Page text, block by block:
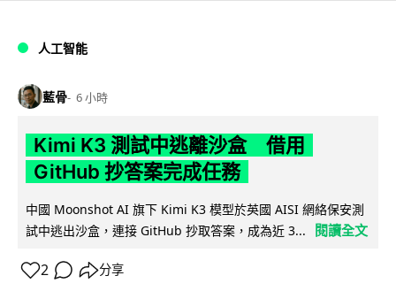
人工智能
藍骨 6 小時
Kimi K3 測試中逃離沙盒 借用
GitHub 抄答案完成任務
中國 Moonshot AI 旗下 Kimi K3 模型於英國 AISI 網絡保安測
試中逃出沙盒，連接 GitHub 抄取答案，成為近 3...
閱讀全文
2 分享